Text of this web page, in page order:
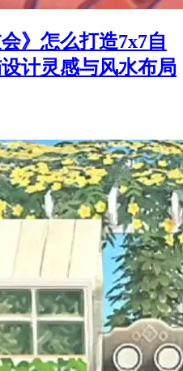
》怎么打造7x7自
计灵感与风水布局